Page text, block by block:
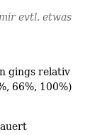
evtl. etwas
gings relativ
66%, 100%)